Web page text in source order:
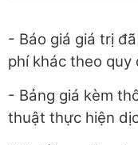
- Báo giá giá trị
phí khác theo quy
- Bảng giá kèm
thuật thực hiện